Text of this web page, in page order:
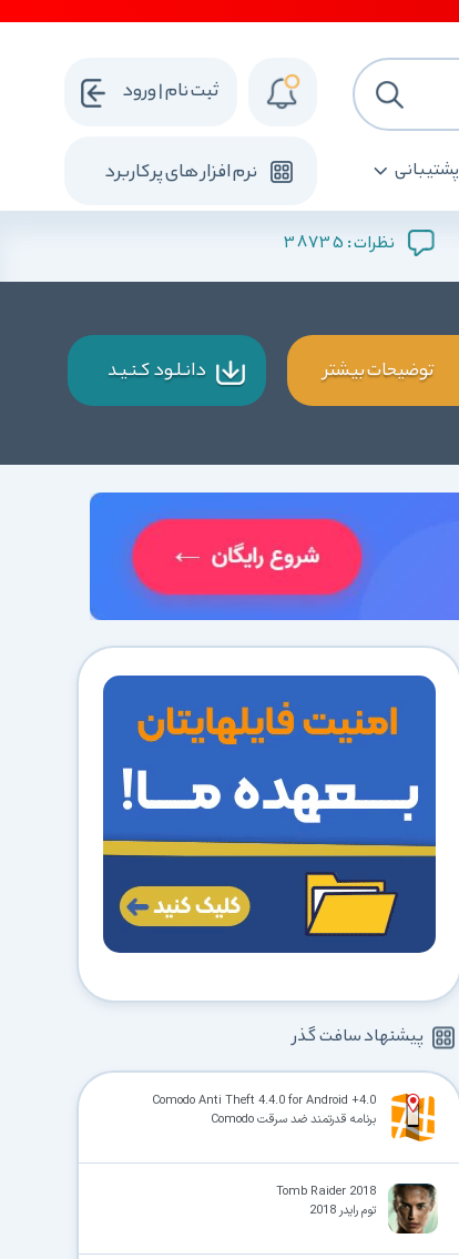
پشتیبانی نرم افزار های پرکاربرد
ثبت نام | ورود
نظرات : 38735
توضیحات بیشتر دانـلـود کـنـیـد
پیشنهاد سافت گذر
Comodo Anti Theft 4.4.0 for Android +4.0
برنامه قدرتمند ضد سرقت Comodo
Tomb Raider 2018
توم رایدر 2018